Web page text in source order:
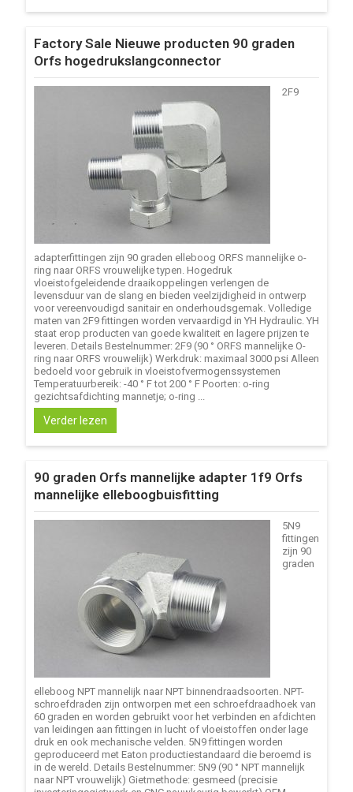
Factory Sale Nieuwe producten 90 graden
Orfs hogedrukslangconnector
2F9
adapterfittingen zijn 90 graden elleboog ORFS mannelijke o-
ring naar ORFS vrouwelijke typen. Hogedruk
vloeistofgeleidende draaikoppelingen verlengen de
levensduur van de slang en bieden veelzijdigheid in ontwerp
voor vereenvoudigd sanitair en onderhoudsgemak. Volledige
maten van 2F9 fittingen worden vervaardigd in YH Hydraulic. YH
staat erop producten van goede kwaliteit en lagere prijzen te
leveren. Details Bestelnummer: 2F9 (90 ° ORFS mannelijke O-
ring naar ORFS vrouwelijk) Werkdruk: maximaal 3000 psi Alleen
bedoeld voor gebruik in vloeistofvermogenssystemen
Temperatuurbereik: -40 ° F tot 200 ° F Poorten: o-ring
gezichtsafdichting mannetje; o-ring ...
Verder lezen
90 graden Orfs mannelijke adapter 1f9 Orfs
mannelijke elleboogbuisfitting
5N9
fittingen
zijn 90
graden
elleboog NPT mannelijk naar NPT binnendraadsoorten. NPT-
schroefdraden zijn ontworpen met een schroefdraadhoek van
60 graden en worden gebruikt voor het verbinden en afdichten
van leidingen aan fittingen in lucht of vloeistoffen onder lage
druk en ook mechanische velden. 5N9 fittingen worden
geproduceerd met Eaton productiestandaard die beroemd is
in de wereld. Details Bestelnummer: 5N9 (90 ° NPT mannelijk
naar NPT vrouwelijk) Gietmethode: gesmeed (precisie